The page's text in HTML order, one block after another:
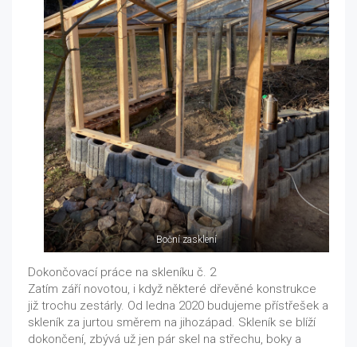
Boční zasklení
Dokončovací práce na skleníku č. 2
Zatím září novotou, i když některé dřevěné konstrukce
již trochu zestárly. Od ledna 2020 budujeme přístřešek a
skleník za jurtou směrem na jihozápad. Skleník se blíží
dokončení, zbývá už jen pár skel na střechu, boky a